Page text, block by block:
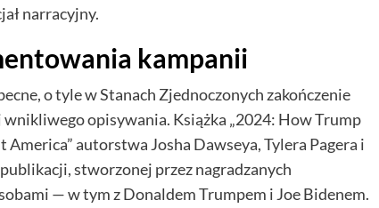
narracyjny.
kampanii
o tyle w Stanach Zjednoczonych zakończenie
opisywania. Książka „2024: How Trump
autorstwa Josha Dawseya, Tylera Pagera i
stworzonej przez nagradzanych
— w tym z Donaldem Trumpem i Joe Bidenem.